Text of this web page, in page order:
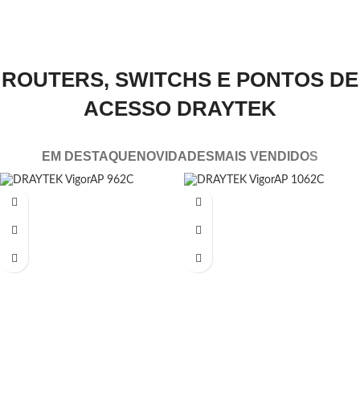
ROUTERS, SWITCHS E PONTOS DE
ACESSO DRAYTEK
EM DESTAQUE NOVIDADES MAIS VENDIDOS